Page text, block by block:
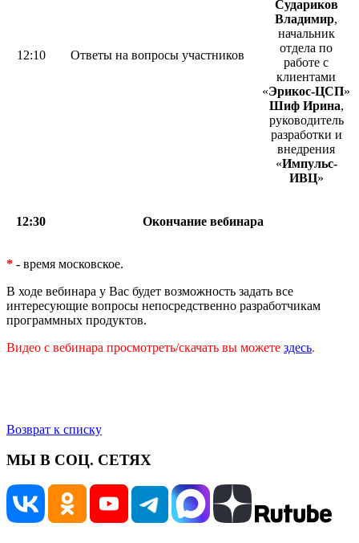
12:10 Ответы на вопросы участников
Судариков
Владимир,
начальник
отдела по
работе с
клиентами
«Эрикос-ЦСП»
Шиф Ирина,
руководитель
разработки и
внедрения
«Импульс-
ИВЦ»
12:30 Окончание вебинара
* - время московское.
В ходе вебинара у Вас будет возможность задать все
интересующие вопросы непосредственно разработчикам
программных продуктов.
Видео с вебинара просмотреть/скачать вы можете здесь.
Возврат к списку
МЫ В СОЦ. СЕТЯХ